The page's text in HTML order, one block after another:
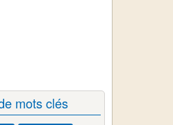
mots clés